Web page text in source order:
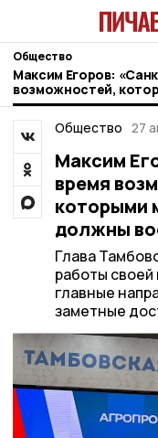
Общество
Максим Егоров:
возможностей,
безусловно, должны
Общество 27
Максим
время
которыми
должны
Глава
работы своей
главные
заметные